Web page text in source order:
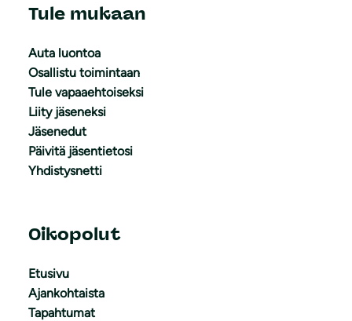
Tule mukaan
Auta luontoa
Osallistu toimintaan
Tule vapaaehtoiseksi
Liity jäseneksi
Jäsenedut
Päivitä jäsentietosi
Yhdistysnetti
Oikopolut
Etusivu
Ajankohtaista
Tapahtumat